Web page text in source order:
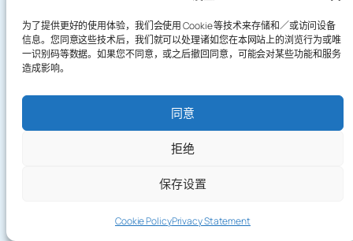
为了提供更好的使用体验，我们会使用 Cookie 等技术来存储和／或访问设备
信息。您同意这些技术后，我们就可以处理诸如您在本网站上的浏览行为或唯
一识别码等数据。如果您不同意，或之后撤回同意，可能会对某些功能和服务
造成影响。
同意
拒绝
保存设置
Cookie PolicyPrivacy Statement
Knowledge
Blog
Games
Privacy Policy
Terms of Service
Copyright©2026 terakoyaCloud. All Rights Reserved.